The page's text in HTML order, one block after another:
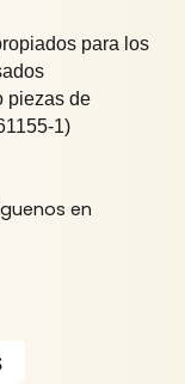
para los
piezas de
1)
en